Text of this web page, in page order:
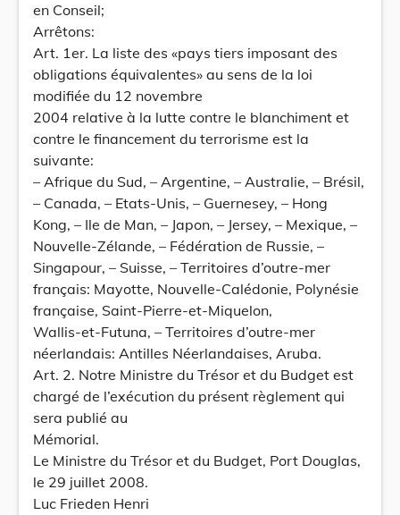
en Conseil;
Arrêtons:
Art. 1er. La liste des «pays tiers imposant des
obligations équivalentes» au sens de la loi
modifiée du 12 novembre
2004 relative à la lutte contre le blanchiment et
contre le financement du terrorisme est la
suivante:
– Afrique du Sud, – Argentine, – Australie, – Brésil,
– Canada, – Etats-Unis, – Guernesey, – Hong
Kong, – Ile de Man, – Japon, – Jersey, – Mexique, –
Nouvelle-Zélande, – Fédération de Russie, –
Singapour, – Suisse, – Territoires d’outre-mer
français: Mayotte, Nouvelle-Calédonie, Polynésie
française, Saint-Pierre-et-Miquelon,
Wallis-et-Futuna, – Territoires d’outre-mer
néerlandais: Antilles Néerlandaises, Aruba.
Art. 2. Notre Ministre du Trésor et du Budget est
chargé de l’exécution du présent règlement qui
sera publié au
Mémorial.
Le Ministre du Trésor et du Budget, Port Douglas,
le 29 juillet 2008.
Luc Frieden Henri